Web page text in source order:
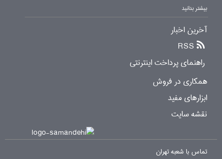
بیشتر بدانید
آخرین اخبار
RSS
راهنمای پرداخت اینترنتی
همکاری در فروش
ابزارهای مفید
نقشه سایت
تماس با شعبه تهران